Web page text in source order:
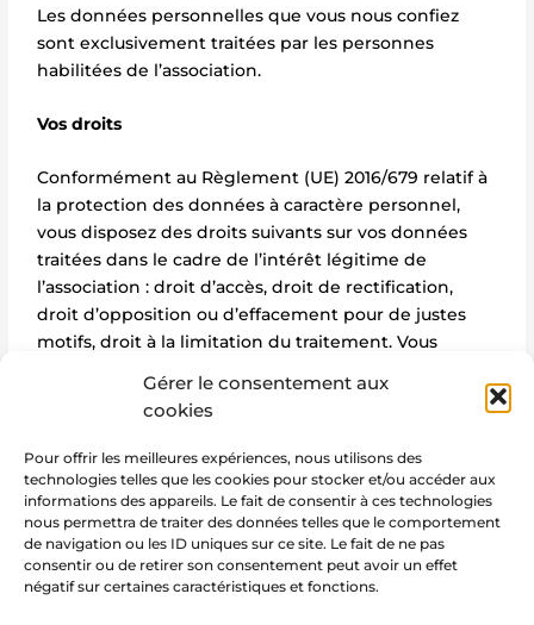
Gérer le consentement aux
cookies
Pour offrir les meilleures expériences, nous utilisons des
technologies telles que les cookies pour stocker et/ou accéder aux
informations des appareils. Le fait de consentir à ces technologies
nous permettra de traiter des données telles que le comportement
de navigation ou les ID uniques sur ce site. Le fait de ne pas
consentir ou de retirer son consentement peut avoir un effet
négatif sur certaines caractéristiques et fonctions.
Les données personnelles que vous nous confiez
sont exclusivement traitées par les personnes
habilitées de l’association.
Vos droits
Conformément au Règlement (UE) 2016/679 relatif à
la protection des données à caractère personnel,
vous disposez des droits suivants sur vos données
traitées dans le cadre de l’intérêt légitime de
l’association : droit d’accès, droit de rectification,
droit d’opposition ou d’effacement pour de justes
motifs, droit à la limitation du traitement. Vous
En cas d’absence de réponse dans le délai d’un mois
ou de réponse que vous jugeriez insatisfaisante, vous
disposez également du droit d’introduire une
réclamation auprès de laCNIL.